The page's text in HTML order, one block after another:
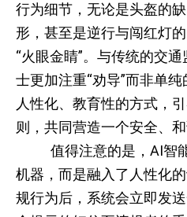
行为细节，无论是头盔的
形，甚至是逆行与闯红灯
“火眼金睛”。与传统的交
士更加注重“劝导”而非单
人性化、教育性的方式，
则，共同营造一个安全、和
值得注意的是，AI智
机器，而是融入了人性化
规行为后，系统会立即发